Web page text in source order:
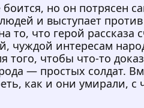
но он потрясен
и выступает
то, что герой рассказа
чуждой интересам
того, чтобы что-то
— простых солдат.
как и они умирали, с